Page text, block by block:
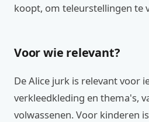
koopt, om teleurstellingen te
Voor wie relevant?
De Alice jurk is relevant voor
verkleedkleding en thema's,
volwassenen. Voor kinderen